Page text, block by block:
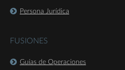
Persona Jurídica
FUSIONES
Guías de Operaciones